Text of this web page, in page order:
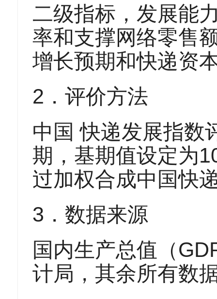
二级指标，发展能
率和支撑网络零售
增长预期和快递资
2．评价方法
中国 快递发展指数
期，基期值设定为
过加权合成中国快
3．数据来源
国内生产总值（
计局，其余所有数